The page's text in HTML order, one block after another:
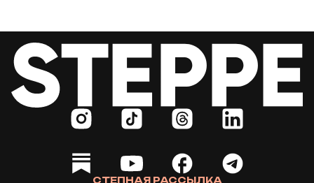
СТЕПНАЯ РАССЫЛКА